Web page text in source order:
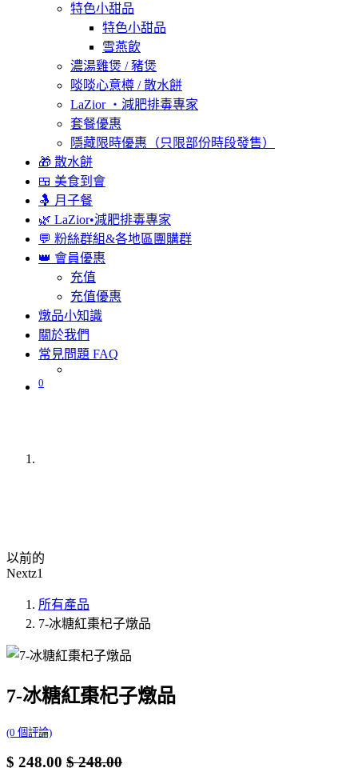
特色小甜品
特色小甜品
雪燕飲
濃湯雞煲 / 豬煲
啖啖心意樽 / 散水餅
LaZior ・減肥排毒專家
套餐優惠
隱藏限時優惠（只限部份時段發售）
🎁 散水餅
🍱 美食到會
🤱 月子餐
🌿 LaZior•減肥排毒專家
💬 粉絲群組&各地區團購群
👑 會員優惠
充值
充值優惠
燉品小知識
關於我們
常見問題 FAQ
0
以前的
Nextz1
所有產品
7-冰糖紅棗杞子燉品
7-冰糖紅棗杞子燉品
(0 個評論)
$ 248.00 $248.00